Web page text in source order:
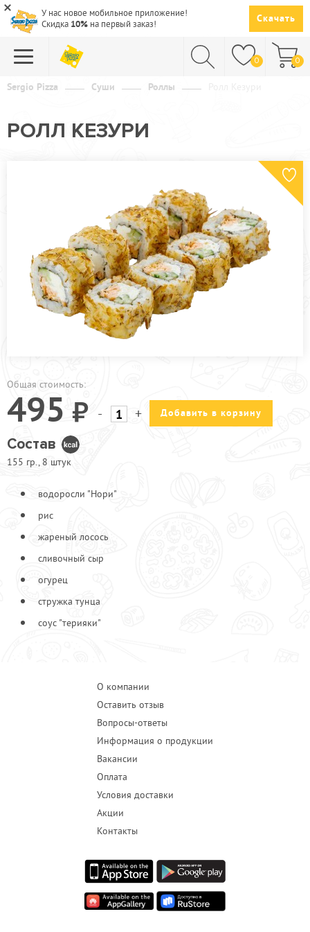
У нас новое мобильное приложение!
Скидка 10% на первый заказ! Скачать
0 0
СУШИ
ГОРЯЧЕЕ
СУПЫ
НАПИТКИ
ДЕСЕРТЫ
ПРОЧЕЕ
Sergio Pizza Суши Роллы
РОЛЛ КЕЗУРИ
Общая стоимость:
495 - + Добавить в корзину
Состав
155 гр., 8 штук
водоросли "Нори"
рис
жареный лосось
сливочный сыр
огурец
стружка тунца
соус "терияки"
О компании
Оставить отзыв
Вопросы-ответы
Информация о продукции
Вакансии
Оплата
Условия доставки
Акции
Контакты